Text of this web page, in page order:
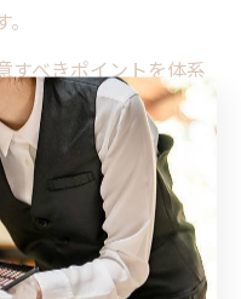
すべきポイントを体系
儀開始前の受付対応
ング、そして弔問客
に具体的な行動指針を
ての方でも安心して喪
す。